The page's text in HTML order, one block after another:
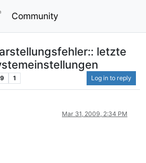
Community
letzte
1 Log in to reply
Mar 31, 2009, 2:34 PM